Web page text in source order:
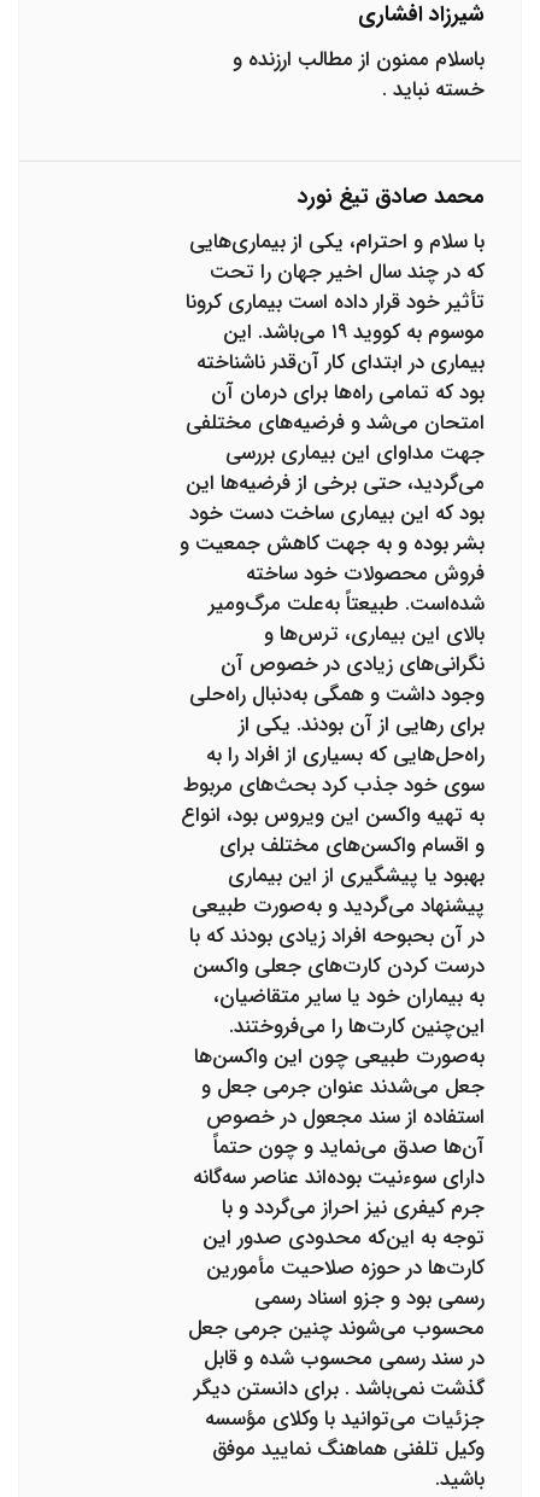
شیرزاد افشاری
باسلام ممنون از مطالب ارزنده و
خسته نباید .
محمد صادق تیغ نورد
با سلام و احترام، یکی از بیماری‌هایی
که در چند سال اخیر جهان را تحت
تأثیر خود قرار داده است بیماری کرونا
موسوم به کووید ۱۹ می‌باشد. این
بیماری در ابتدای کار آن‌قدر ناشناخته
بود که تمامی راه‌ها برای درمان آن
امتحان می‌شد و فرضیه‌های مختلفی
جهت مداوای این بیماری بررسی
می‌گردید، حتی برخی از فرضیه‌ها این
بود که این بیماری ساخت دست خود
بشر بوده و به جهت کاهش جمعیت و
فروش محصولات خود ساخته
شده‌است. طبیعتاً به‌علت مرگ‌ومیر
بالای این بیماری، ترس‌ها و
نگرانی‌های زیادی در خصوص آن
وجود داشت و همگی به‌دنبال راه‌حلی
برای رهایی از آن بودند. یکی از
راه‌حل‌هایی که بسیاری از افراد را به
سوی خود جذب کرد بحث‌های مربوط
به تهیه واکسن این ویروس بود، انواع
و اقسام واکسن‌های مختلف برای
بهبود یا پیشگیری از این بیماری
پیشنهاد می‌گردید و به‌صورت طبیعی
در آن بحبوحه افراد زیادی بودند که با
درست کردن کارت‌های جعلی واکسن
به بیماران خود یا سایر متقاضیان،
این‌چنین کارت‌ها را می‌فروختند.
به‌صورت طبیعی چون این واکسن‌ها
جعل می‌شدند عنوان جرمی جعل و
استفاده از سند مجعول در خصوص
آن‌ها صدق می‌نماید و چون حتماً
دارای سوءنیت بوده‌اند عناصر سه‌گانه
جرم کیفری نیز احراز می‌گردد و با
توجه به این‌که محدودی صدور این
کارت‌ها در حوزه صلاحیت مأمورین
رسمی بود و جزو اسناد رسمی
محسوب می‌شوند چنین جرمی جعل
در سند رسمی محسوب شده و قابل
گذشت نمی‌باشد . برای دانستن دیگر
جزئیات می‌توانید با وکلای مؤسسه
وکیل تلفنی هماهنگ نمایید موفق
باشید.